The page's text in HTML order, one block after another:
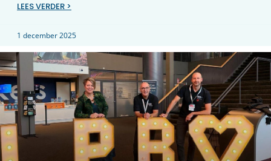
LEES VERDER >
1 december 2025